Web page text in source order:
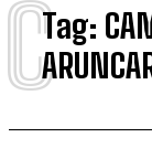
Tag:
C